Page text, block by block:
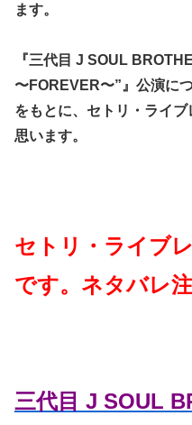
ます。
『三代目 J SOUL
〜FOREVER〜”』公演に
をもとに、セトリ・ライ
思います。
セトリ・ライブ
です。ネタバレ注
三代目 J SOUL